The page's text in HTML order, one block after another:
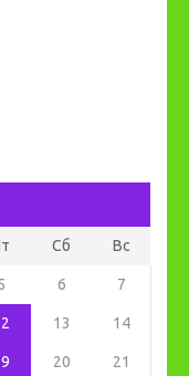
Сб Вс
6 7
13 14
20 21